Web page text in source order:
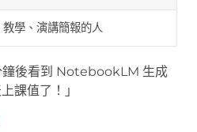
學、演講簡報的人
鐘後看到 NotebookLM 生成
課值了！」